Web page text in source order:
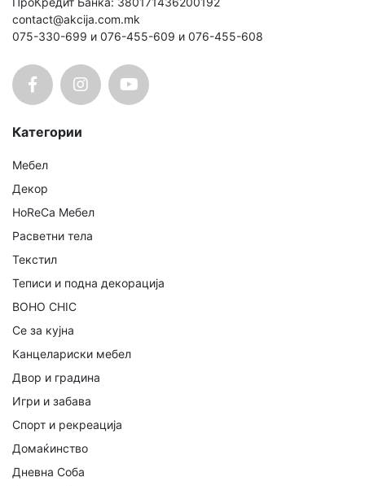
contact@akcija.com.mk
075-330-699 и 076-455-609 и 076-455-608
Категории
Мебел
Декор
HoReCa Мебел
Расветни тела
Текстил
Теписи и подна декорација
BOHO CHIC
Се за кујна
Канцелариски мебел
Двор и градина
Игри и забава
Спорт и рекреација
Домаќинство
Дневна Соба